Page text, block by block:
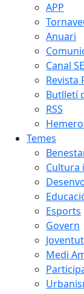
APP
Anuari
Canal
Revista
Butlletí
RSS
Temes
Cultura
Esports
Govern
Joventut
Medi